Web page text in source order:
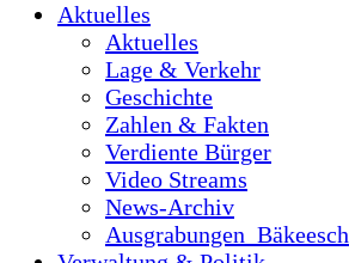
Aktuelles
Aktuelles
Lage & Verkehr
Geschichte
Zahlen & Fakten
Verdiente Bürger
Video Streams
News-Archiv
Ausgrabungen_Bäkeesch